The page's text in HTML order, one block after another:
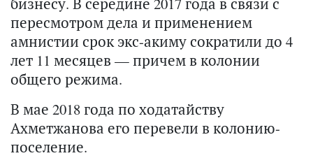
пересмотром дела и применением
амнистии срок экс-акиму сократили до 4
лет 11 месяцев — причем в колонии
общего режима.
В мае 2018 года по ходатайству
Ахметжанова его перевели в колонию-
поселение.